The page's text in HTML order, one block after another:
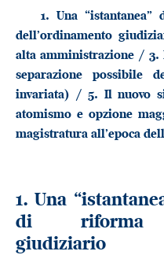
1. Una
dell’ordinamento
alta amministrazione / 3.
separazione possibile
invariata) / 5. Il nuovo
atomismo e opzione
magistratura all’epoca
1. Una
di riforma
giudiziario